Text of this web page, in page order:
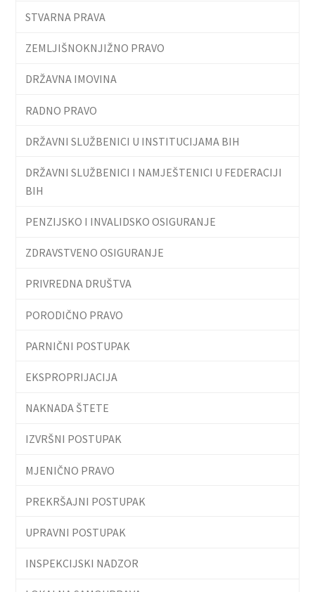
STVARNA PRAVA
ZEMLJIŠNOKNJIŽNO PRAVO
DRŽAVNA IMOVINA
RADNO PRAVO
DRŽAVNI SLUŽBENICI U INSTITUCIJAMA BIH
DRŽAVNI SLUŽBENICI I NAMJEŠTENICI U FEDERACIJI
BIH
PENZIJSKO I INVALIDSKO OSIGURANJE
ZDRAVSTVENO OSIGURANJE
PRIVREDNA DRUŠTVA
PORODIČNO PRAVO
PARNIČNI POSTUPAK
EKSPROPRIJACIJA
NAKNADA ŠTETE
IZVRŠNI POSTUPAK
MJENIČNO PRAVO
PREKRŠAJNI POSTUPAK
UPRAVNI POSTUPAK
INSPEKCIJSKI NADZOR